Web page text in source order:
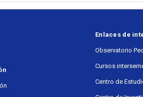
Enlaces de
Observatorio
Cursos
Centro de